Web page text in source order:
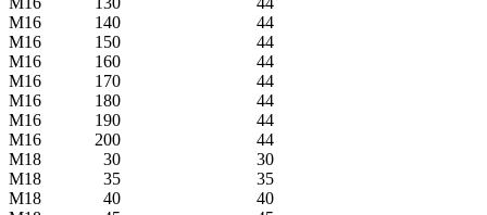
M16
140
44
M16
150
44
M16
160
44
M16
170
44
M16
180
44
M16
190
44
M16
200
44
M18
30
30
M18
35
35
M18
40
40